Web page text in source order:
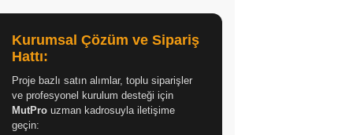
Kurumsal Çözüm ve Sipariş
Hattı:
Proje bazlı satın alımlar, toplu siparişler
ve profesyonel kurulum desteği için
MutPro uzman kadrosuyla iletişime
geçin: